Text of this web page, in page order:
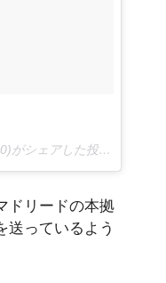
シェアした投稿 –
ドリードの本拠
送っているよう